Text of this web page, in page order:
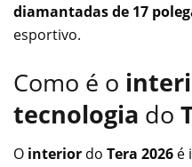
diamantadas de 17
esportivo.
Como é o
tecnologia do
O interior do Tera 2026 é